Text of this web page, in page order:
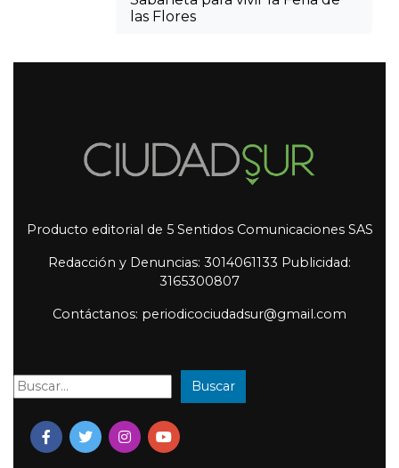
las Flores
Producto editorial de 5 Sentidos Comunicaciones SAS
Redacción y Denuncias: 3014061133 Publicidad:
3165300807
Contáctanos: periodicociudadsur@gmail.com
Buscar: Buscar